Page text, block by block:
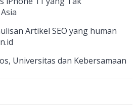
h
a
n
n
Artikel SEO yang human
Universitas dan Kebersamaan